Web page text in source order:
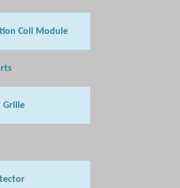
Coil Module
Grille